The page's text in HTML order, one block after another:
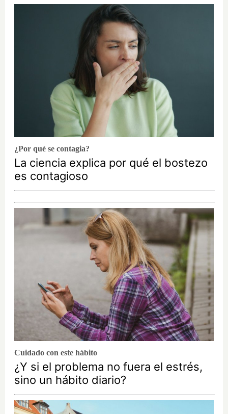
¿Por qué se contagia?
La ciencia explica por qué el bostezo
es contagioso
Cuidado con este hábito
¿Y si el problema no fuera el estrés,
sino un hábito diario?